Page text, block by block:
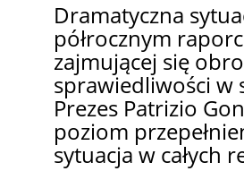
Dramatyczna
półrocznym
zajmującej się
sprawiedliwości w
Prezes Patrizio
poziom
sytuacja w całych